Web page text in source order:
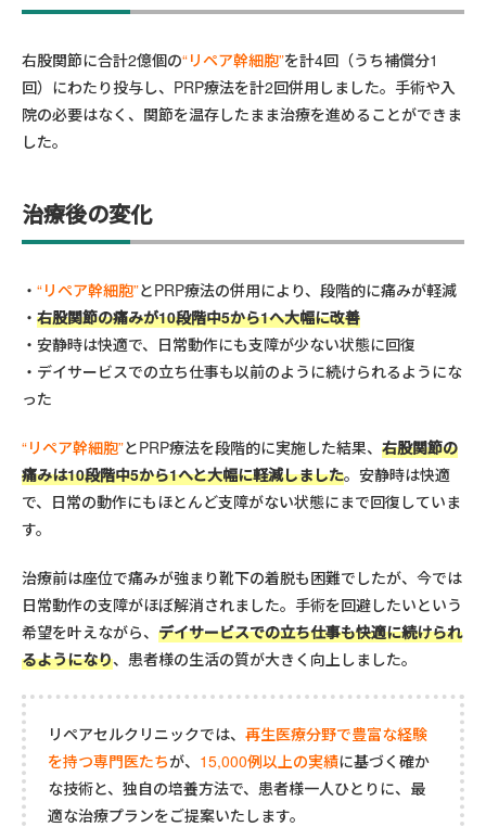
右股関節に合計2億個の“リペア幹細胞”を計4回（うち補償分1
回）にわたり投与し、PRP療法を計2回併用しました。手術や入
院の必要はなく、関節を温存したまま治療を進めることができま
した。
治療後の変化
“リペア幹細胞”とPRP療法の併用により、段階的に痛みが軽減
右股関節の痛みが10段階中5から1へ大幅に改善
安静時は快適で、日常動作にも支障が少ない状態に回復
デイサービスでの立ち仕事も以前のように続けられるようにな
った
“リペア幹細胞”とPRP療法を段階的に実施した結果、 右股関節の
痛みは10段階中5から1へと大幅に軽減しました。安静時は快適
で、日常の動作にもほとんど支障がない状態にまで回復していま
す。
治療前は座位で痛みが強まり靴下の着脱も困難でしたが、今では
日常動作の支障がほぼ解消されました。手術を回避したいという
希望を叶えながら、 デイサービスでの立ち仕事も快適に続けられ
るようになり、患者様の生活の質が大きく向上しました。
リペアセルクリニックでは、 再生医療分野で豊富な経験
を持つ専門医たちが、 15,000例以上の実績に基づく確か
な技術と、独自の培養方法で、患者様一人ひとりに、最
適な治療プランをご提案いたします。